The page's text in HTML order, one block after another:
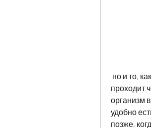
проходит
организм
удобно
позже,